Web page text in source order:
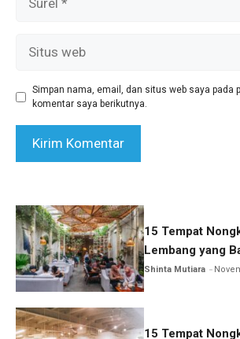
Simpan nama, email, dan situs web saya pada
komentar saya berikutnya.
15 Tempat
Lembang yang
Jam
Shinta Mutiara
15 Tempat